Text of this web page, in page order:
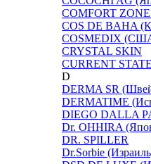
COMFORT
COS DE BAHA
COSMEDIX
CRYSTAL SKIN
CURRENT
D
DERMA SR
DERMATIME
DIEGO DALLA
Dr. OHHIRA
DR. SPILLER
Dr.Sorbie